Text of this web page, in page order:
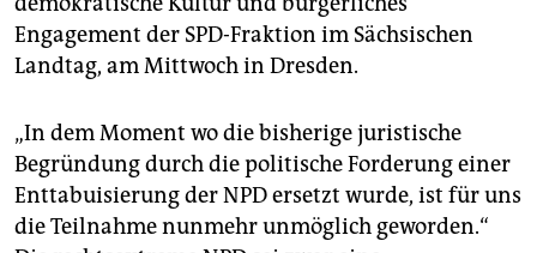
Engagement der SPD-Fraktion im Sächsischen
Landtag, am Mittwoch in Dresden.
„In dem Moment wo die bisherige juristische
Begründung durch die politische Forderung einer
Enttabuisierung der NPD ersetzt wurde, ist für uns
die Teilnahme nunmehr unmöglich geworden.“